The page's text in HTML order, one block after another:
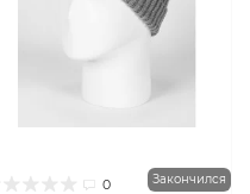
0 Закончился